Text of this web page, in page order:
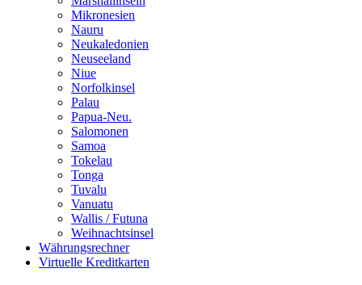
Mikronesien
Nauru
Neukaledonien
Neuseeland
Niue
Norfolkinsel
Palau
Papua-Neu.
Salomonen
Samoa
Tokelau
Tonga
Tuvalu
Vanuatu
Wallis / Futuna
Weihnachtsinsel
Währungsrechner
Virtuelle Kreditkarten